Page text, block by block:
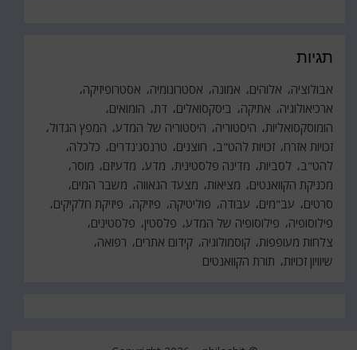
תגיות
אבולוציה אלוהים אמונה אסטרונומיה
אסטרופיזיקה
ארכיאולוגיה
אתיקה ביסקסואלים דת הומואים
הומוסקסואליות היסטוריה היסטוריה של המדע המפץ הגדול
זכויות אזרח זכויות להט"ב חוצנים טרנסג'נדרים
כלכלה
להט"ב
לסביות מדינה פלסטינית מדע מדעיזם
מוסר
מכניקת הקוואנטים
מציאות מצעד הגאווה
משבר המים
סרטים
עב"מים עבודה פוליטיקה פיזיקה
פיזיקת חלקיקים
פילוסופיה
פילוסופיה של המדע פלסטין פלסטינים
צלחות מעופפות קוסמולוגיה קידום אתרים
רפואה
שיוויון זכויות תורת הקוואנטים